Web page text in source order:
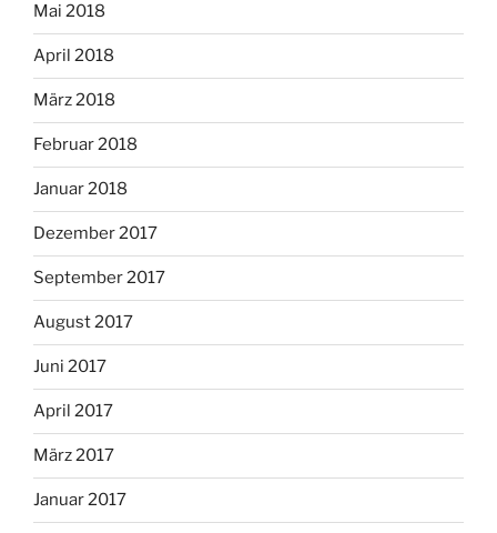
Mai 2018
April 2018
März 2018
Februar 2018
Januar 2018
Dezember 2017
September 2017
August 2017
Juni 2017
April 2017
März 2017
Januar 2017